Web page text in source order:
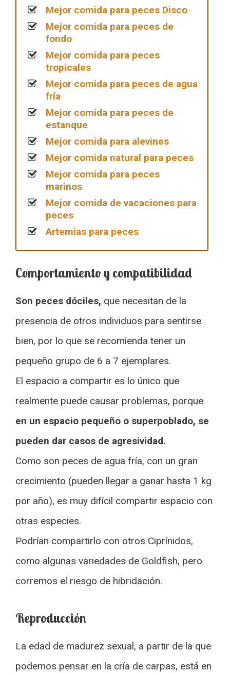
Mejor comida para peces Disco
Mejor comida para peces de
fondo
Mejor comida para peces
tropicales
Mejor comida para peces de agua
fría
Mejor comida para peces de
estanque
Mejor comida para alevines
Mejor comida natural para peces
Mejor comida para peces
marinos
Mejor comida de vacaciones para
peces
Artemias para peces
Comportamiento y compatibilidad
Son peces dóciles, que necesitan de la
presencia de otros individuos para sentirse
bien, por lo que se recomienda tener un
pequeño grupo de 6 a 7 ejemplares.
El espacio a compartir es lo único que
realmente puede causar problemas, porque
en un espacio pequeño o superpoblado, se
pueden dar casos de agresividad.
Como son peces de agua fría, con un gran
crecimiento (pueden llegar a ganar hasta 1 kg
por año), es muy difícil compartir espacio con
otras especies.
Podrían compartirlo con otros Ciprínidos,
como algunas variedades de Goldfish, pero
corremos el riesgo de hibridación.
Reproducción
La edad de madurez sexual, a partir de la que
podemos pensar en la cría de carpas, está en